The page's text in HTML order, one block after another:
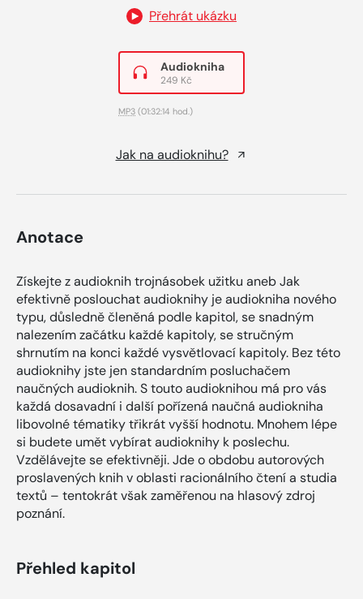
Přehrát ukázku
Audiokniha
249 Kč
MP3 (01:32:14 hod.)
Jak na audioknihu?
Anotace
Získejte z audioknih trojnásobek užitku aneb Jak
efektivně poslouchat audioknihy je audiokniha nového
typu, důsledně členěná podle kapitol, se snadným
nalezením začátku každé kapitoly, se stručným
shrnutím na konci každé vysvětlovací kapitoly. Bez této
audioknihy jste jen standardním posluchačem
naučných audioknih. S touto audioknihou má pro vás
každá dosavadní i další pořízená naučná audiokniha
libovolné tématiky třikrát vyšší hodnotu. Mnohem lépe
si budete umět vybírat audioknihy k poslechu.
Vzdělávejte se efektivněji. Jde o obdobu autorových
proslavených knih v oblasti racionálního čtení a studia
textů – tentokrát však zaměřenou na hlasový zdroj
poznání.
Přehled kapitol